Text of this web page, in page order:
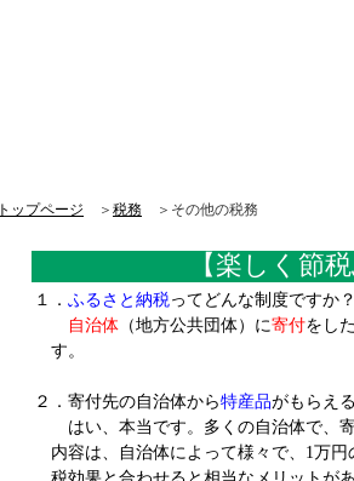
トップページ ＞ 税務 ＞その他の税務
【楽しく節
１． ふるさと納税ってどんな制度ですか
自治体（地方公共団体）に寄付をし
す。
２．寄付先の自治体から特産品がもらえ
はい、本当です。多くの自治体で、
内容は、自治体によって様々で、1万